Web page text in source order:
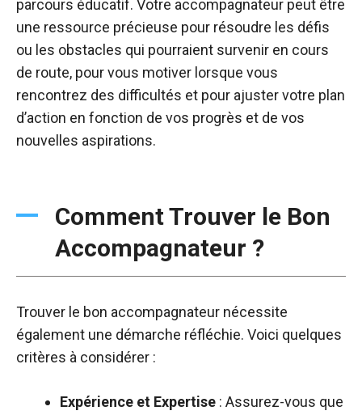
parcours éducatif. Votre accompagnateur peut être
une ressource précieuse pour résoudre les défis
ou les obstacles qui pourraient survenir en cours
de route, pour vous motiver lorsque vous
rencontrez des difficultés et pour ajuster votre plan
d’action en fonction de vos progrès et de vos
nouvelles aspirations.
Comment Trouver le Bon
Accompagnateur ?
Trouver le bon accompagnateur nécessite
également une démarche réfléchie. Voici quelques
critères à considérer :
Expérience et Expertise : Assurez-vous que